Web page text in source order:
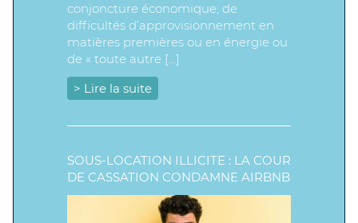
conjoncture économique, de
difficultés d’approvisionnement en
matières premières ou en énergie ou
de « toute autre […]
> Lire la suite
SOUS-LOCATION ILLICITE : LA COUR
DE CASSATION CONDAMNE AIRBNB